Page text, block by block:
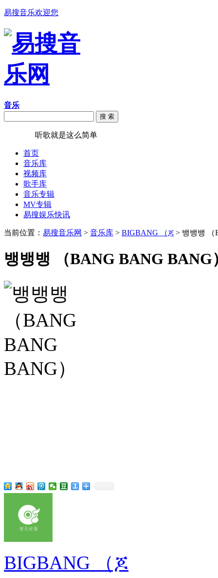
易搜音乐欢迎您
音乐
搜 索
听歌就是这么简单
首页
音乐库
视频库
歌手库
音乐专辑
MV专辑
易搜娱乐快讯
当前位置： 易搜音乐网 > 音乐库 > BIGBANG （ጆ > 뱅뱅뱅
뱅뱅뱅 （BANG BANG
BIGBANG （ጆ